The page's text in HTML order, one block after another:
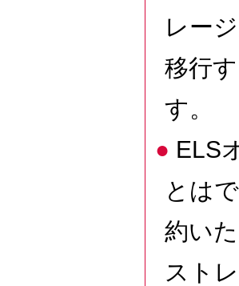
レー
移行
す。
ELS
とは
約い
スト